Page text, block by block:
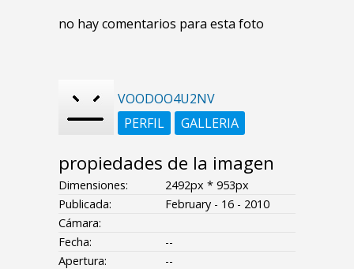
no hay comentarios para esta foto
VOODOO4U2NV
PERFIL
GALLERIA
propiedades de la imagen
Dimensiones:
2492px * 953px
Publicada:
February - 16 - 2010
Cámara:
Fecha:
--
Apertura:
--